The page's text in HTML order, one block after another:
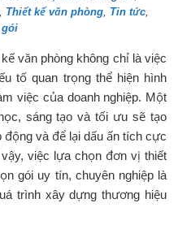
, Thiết kế văn phòng, Tin tức,
gói
văn phòng không chỉ là việc
tố quan trọng thể hiện hình
việc của doanh nghiệp. Một
sáng tạo và tối ưu sẽ tạo
động và để lại dấu ấn tích cực
việc lựa chọn đơn vị thiết
gói uy tín, chuyên nghiệp là
trình xây dựng thương hiệu